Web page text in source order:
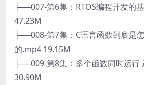
├──007-第6集：RTOS编程开发的
47.23M
├──008-第7集：C语言函数到底是
的.mp4 19.15M
├──009-第8集：多个函数同时运行
30.90M